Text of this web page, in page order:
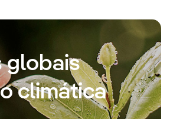
globais
climática